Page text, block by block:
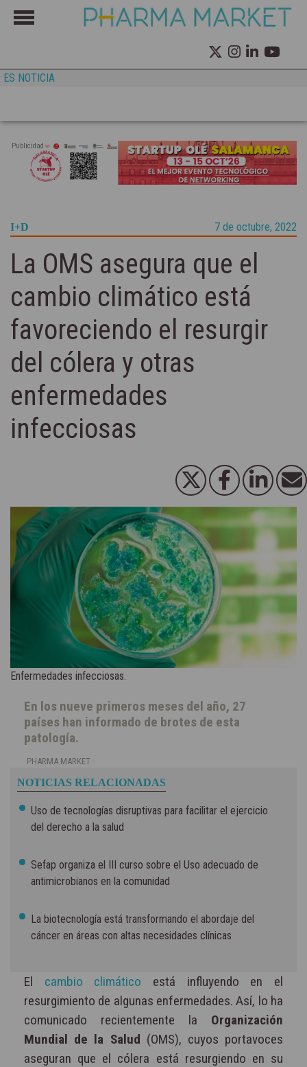
ES NOTICIA
Publicidad
I+D 7 de octubre, 2022
La OMS asegura que el
cambio climático está
favoreciendo el resurgir
del cólera y otras
enfermedades
infecciosas
Enfermedades infecciosas.
En los nueve primeros meses del año, 27
países han informado de brotes de esta
patología.
PHARMA MARKET
NOTICIAS RELACIONADAS
Uso de tecnologías disruptivas para facilitar el ejercicio
del derecho a la salud
Sefap organiza el III curso sobre el Uso adecuado de
antimicrobianos en la comunidad
La biotecnología está transformando el abordaje del
cáncer en áreas con altas necesidades clínicas
El cambio climático está influyendo en el
resurgimiento de algunas enfermedades. Así, lo ha
comunicado recientemente la Organización
Mundial de la Salud (OMS), cuyos portavoces
aseguran que el cólera está resurgiendo en su